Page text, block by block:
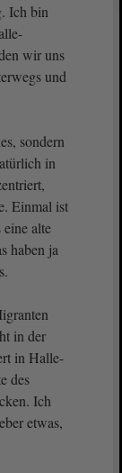
Ich bin
wir uns
und
sondern
in
Einmal ist
eine alte
haben ja
in der
in Halle-
des
Ich
etwas,